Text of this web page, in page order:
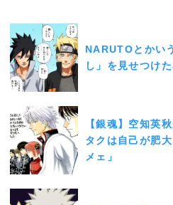
NARUTOとかい
し」を見せつけ
【銀魂】空知英
タクは自己が肥
メェ」